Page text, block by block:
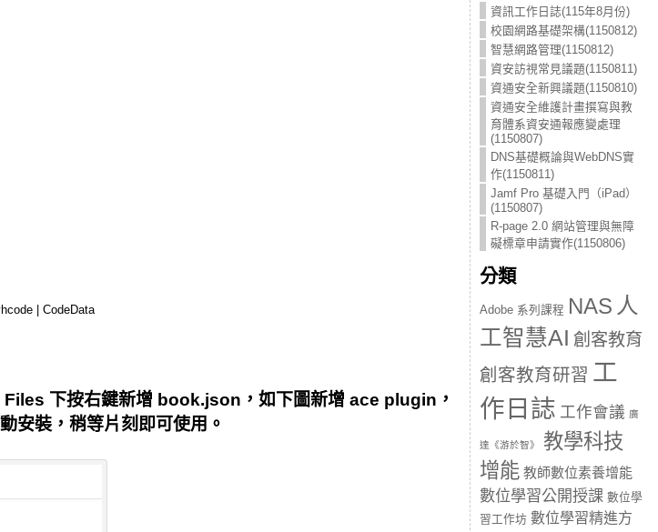
| CodeData
下按右鍵新增 book.json，如下圖新增 ace plugin，
安裝，稍等片刻即可使用。
資訊工作日誌(115年8月份)
校園網路基礎架構(1150812)
智慧網路管理(1150812)
資安訪視常見議題(1150811)
資通安全新興議題(1150810)
資通安全維護計畫撰寫與教
育體系資安通報應變處理
(1150807)
DNS基礎概論與WebDNS實
作(1150811)
Jamf Pro 基礎入門（iPad）
(1150807)
R-page 2.0 網站管理與無障
礙標章申請實作(1150806)
分類
Adobe 系列課程 NAS 人
工智慧AI 創客教育
創客教育研習 工
作日誌 工作會議 廣
達《游於智》
教學科技
增能 教師數位素養增能
數位學習公開授課 數位學
習工作坊 數位學習精進方